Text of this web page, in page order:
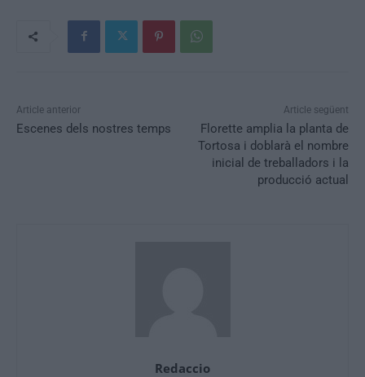
Article anterior
Escenes dels nostres temps
Article següent
Florette amplia la planta de
Tortosa i doblarà el nombre
inicial de treballadors i la
producció actual
Redaccio